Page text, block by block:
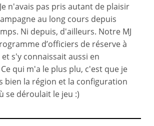
n'avais pas pris autant de plaisir
au long cours depuis
Ni depuis, d'ailleurs. Notre MJ
d’officiers de réserve à
et s'y connaissait aussi en
qui m'a le plus plu, c'est que je
bien la région et la configuration
se déroulait le jeu :)